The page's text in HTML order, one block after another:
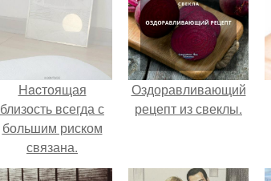
Hacтоящая
близость всегда с
большим риском
связана.
Оздоравливающий
рецепт из свеклы.